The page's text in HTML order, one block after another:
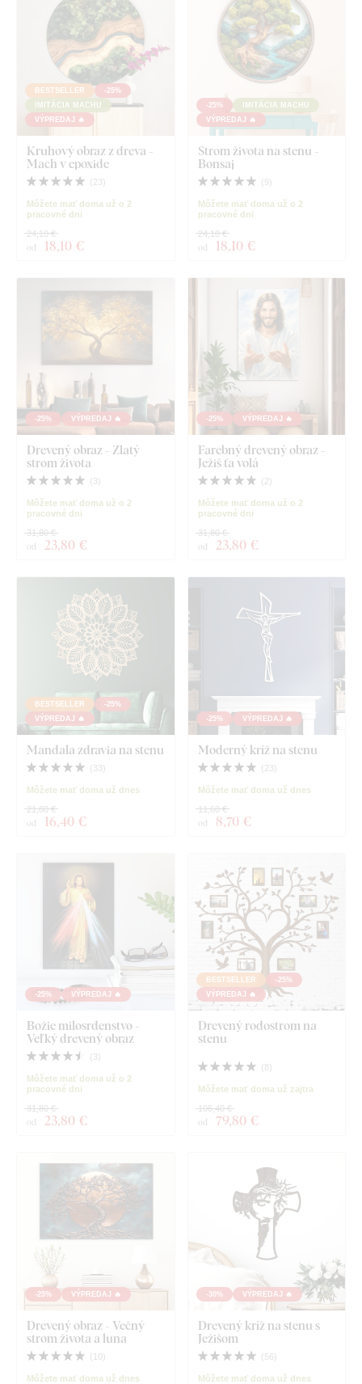
BESTSELLER
-25%
IMITÁCIA MACHU
VÝPREDAJ 🔥
Kruhový obraz z dreva -
Mach v epoxide
( 23)
Môžete mať doma už o 2
pracovné dni
od 18,10 €
24,10 €
-25%
IMITÁCIA MACHU
VÝPREDAJ 🔥
Strom života na stenu -
Bonsaj
( 9)
Môžete mať doma už o 2
pracovné dni
od 18,10 €
24,10 €
-25% VÝPREDAJ 🔥
Drevený obraz - Zlatý
strom života
( 3 )
Môžete mať doma už o 2
pracovné dni
od 23,80 €
31,80 €
-25% VÝPREDAJ 🔥
Farebný drevený obraz -
Ježiš ťa volá
( 2)
Môžete mať doma už o 2
pracovné dni
od 23,80 €
31,80 €
BESTSELLER
-25%
VÝPREDAJ 🔥
Mandala zdravia na stenu
( 33)
Môžete mať doma už dnes
od 16,40 €
21,80 €
-25% VÝPREDAJ 🔥
Moderný kríž na stenu
( 23)
Môžete mať doma už dnes
od 8,70 €
11,60 €
-25% VÝPREDAJ 🔥
Božie milosrdenstvo -
Veľký drevený obraz
( 3 )
Môžete mať doma už o 2
pracovné dni
od 23,80 €
31,80 €
BESTSELLER
-25%
VÝPREDAJ 🔥
Drevený rodostrom na
stenu
( 8 )
Môžete mať doma už zajtra
od 79,80 €
106,40 €
-25% VÝPREDAJ 🔥
Drevený obraz - Večný
strom života a luna
( 10)
Môžete mať doma už dnes
-30% VÝPREDAJ 🔥
Drevený kríž na stenu s
Ježišom
( 56 )
Môžete mať doma už dnes